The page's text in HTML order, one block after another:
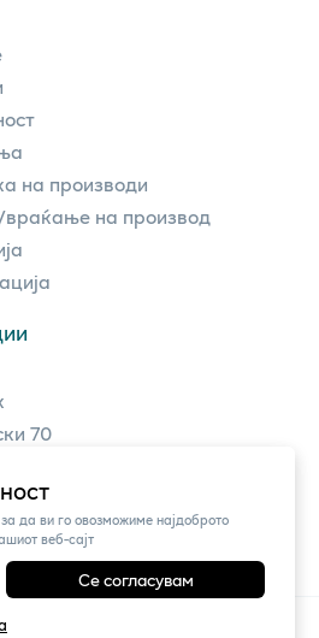
да ви го овозможиме најдоброто
веб-сајт
Се согласувам
на производи
на производ
70
Vendor x